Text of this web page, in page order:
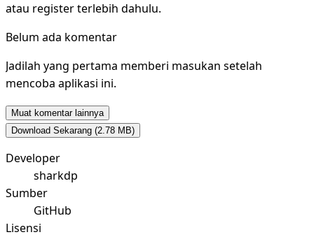
atau register terlebih dahulu.
Belum ada komentar
Jadilah yang pertama memberi masukan setelah
mencoba aplikasi ini.
Muat komentar lainnya
Download Sekarang (2.78 MB)
Developer
sharkdp
Sumber
GitHub
Lisensi